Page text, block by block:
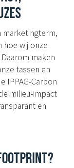
marketingterm,
hoe wij onze
maken
tassen en
IPPAG-Carbon
milieu-impact
en